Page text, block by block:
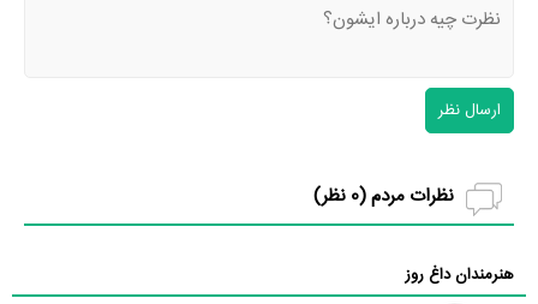
ارسال نظر
نظرات مردم (0 نظر)
هنرمندان داغ روز